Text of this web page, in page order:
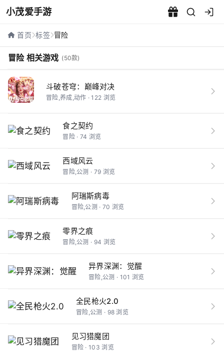
小茂爱手游
冒险相关游戏 - 小茂爱手游
首页 标签 冒险
冒险 相关游戏 (50款)
斗破苍穹：巅峰对决
冒险,养成,动作 · 122 浏览
食之契约
冒险 · 74 浏览
西域风云
冒险,公测 · 79 浏览
阿瑞斯病毒
冒险,公测 · 70 浏览
零界之痕
冒险,公测 · 94 浏览
异界深渊：觉醒
冒险,公测 · 101 浏览
全民枪火2.0
冒险,公测 · 98 浏览
见习猎魔团
冒险 · 103 浏览